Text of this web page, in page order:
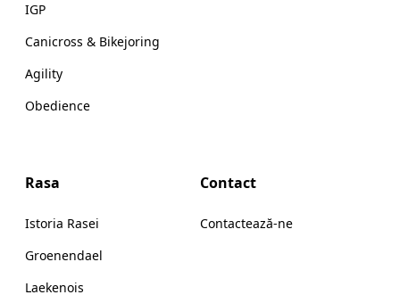
IGP
Canicross & Bikejoring
Agility
Obedience
Rasa
Istoria Rasei
Groenendael
Laekenois
Contact
Contactează-ne